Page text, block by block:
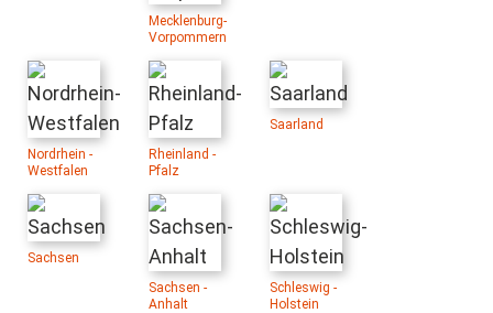
Mecklenburg-
Vorpommern
Nordrhein -
Westfalen
Rheinland -
Pfalz
Saarland
Sachsen
Sachsen -
Anhalt
Schleswig -
Holstein